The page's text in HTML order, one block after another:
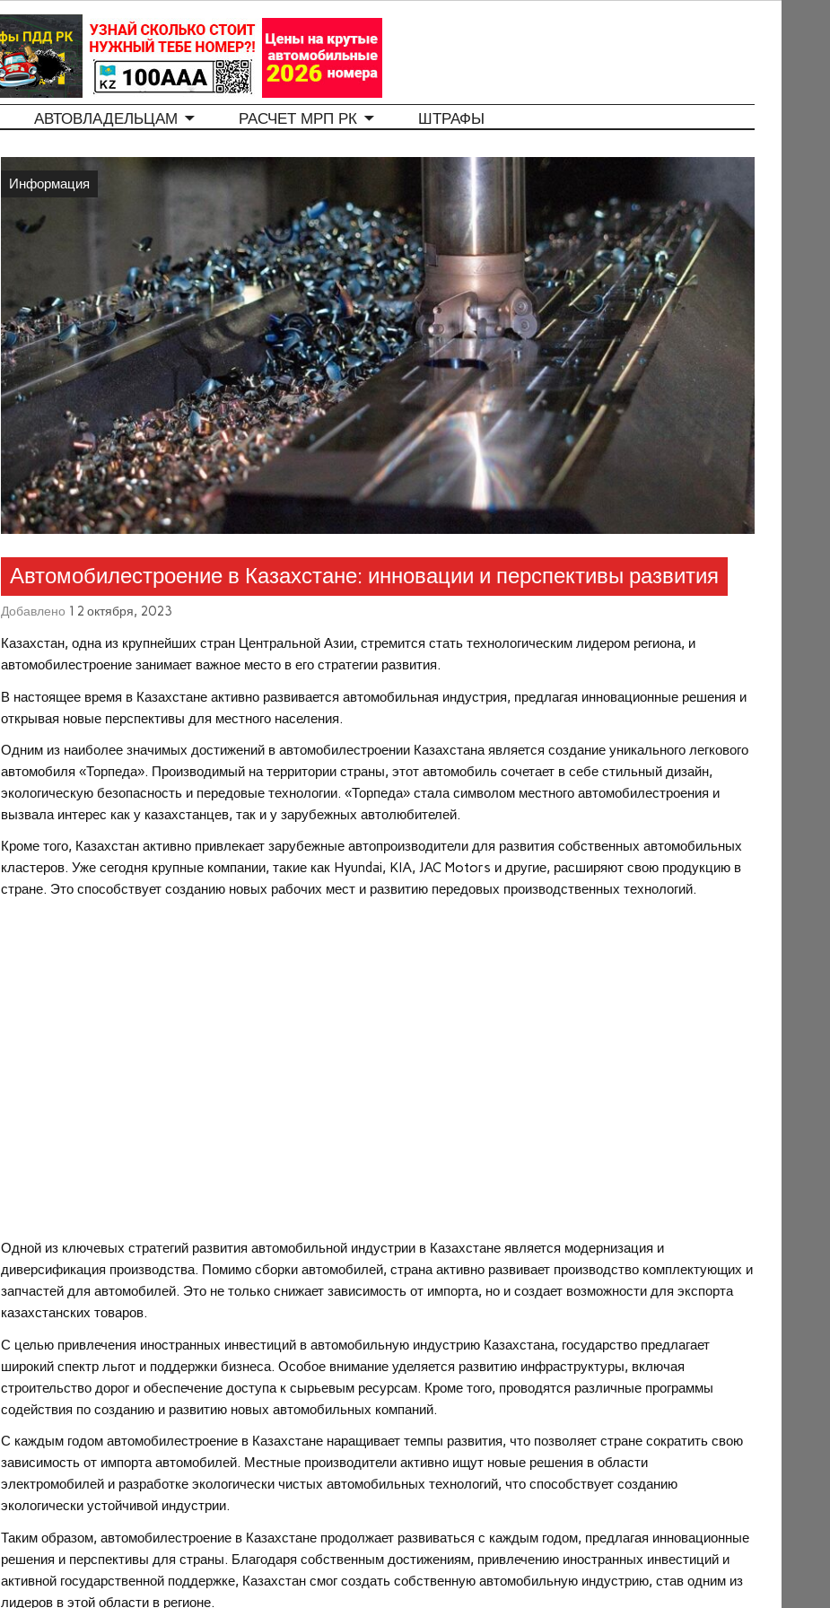
АВТОВЛАДЕЛЬЦАМ РАСЧЕТ МРП РК ШТРАФЫ
Информация
Автомобилестроение в Казахстане: инновации и перспективы развития
Добавлено 12 октября, 2023
Казахстан, одна из крупнейших стран Центральной Азии, стремится стать технологическим лидером региона, и
автомобилестроение занимает важное место в его стратегии развития.
В настоящее время в Казахстане активно развивается автомобильная индустрия, предлагая инновационные решения и
открывая новые перспективы для местного населения.
Одним из наиболее значимых достижений в автомобилестроении Казахстана является создание уникального легкового
автомобиля «Торпеда». Производимый на территории страны, этот автомобиль сочетает в себе стильный дизайн,
экологическую безопасность и передовые технологии. «Торпеда» стала символом местного автомобилестроения и
вызвала интерес как у казахстанцев, так и у зарубежных автолюбителей.
Кроме того, Казахстан активно привлекает зарубежные автопроизводители для развития собственных автомобильных
кластеров. Уже сегодня крупные компании, такие как Hyundai, KIA, JAC Motors и другие, расширяют свою продукцию в
стране. Это способствует созданию новых рабочих мест и развитию передовых производственных технологий.
Одной из ключевых стратегий развития автомобильной индустрии в Казахстане является модернизация и
диверсификация производства. Помимо сборки автомобилей, страна активно развивает производство комплектующих и
запчастей для автомобилей. Это не только снижает зависимость от импорта, но и создает возможности для экспорта
казахстанских товаров.
С целью привлечения иностранных инвестиций в автомобильную индустрию Казахстана, государство предлагает
широкий спектр льгот и поддержки бизнеса. Особое внимание уделяется развитию инфраструктуры, включая
строительство дорог и обеспечение доступа к сырьевым ресурсам. Кроме того, проводятся различные программы
содействия по созданию и развитию новых автомобильных компаний.
С каждым годом автомобилестроение в Казахстане наращивает темпы развития, что позволяет стране сократить свою
зависимость от импорта автомобилей. Местные производители активно ищут новые решения в области
электромобилей и разработке экологически чистых автомобильных технологий, что способствует созданию
экологически устойчивой индустрии.
Таким образом, автомобилестроение в Казахстане продолжает развиваться с каждым годом, предлагая инновационные
решения и перспективы для страны. Благодаря собственным достижениям, привлечению иностранных инвестиций и
активной государственной поддержке, Казахстан смог создать собственную автомобильную индустрию, став одним из
лидеров в этой области в регионе.